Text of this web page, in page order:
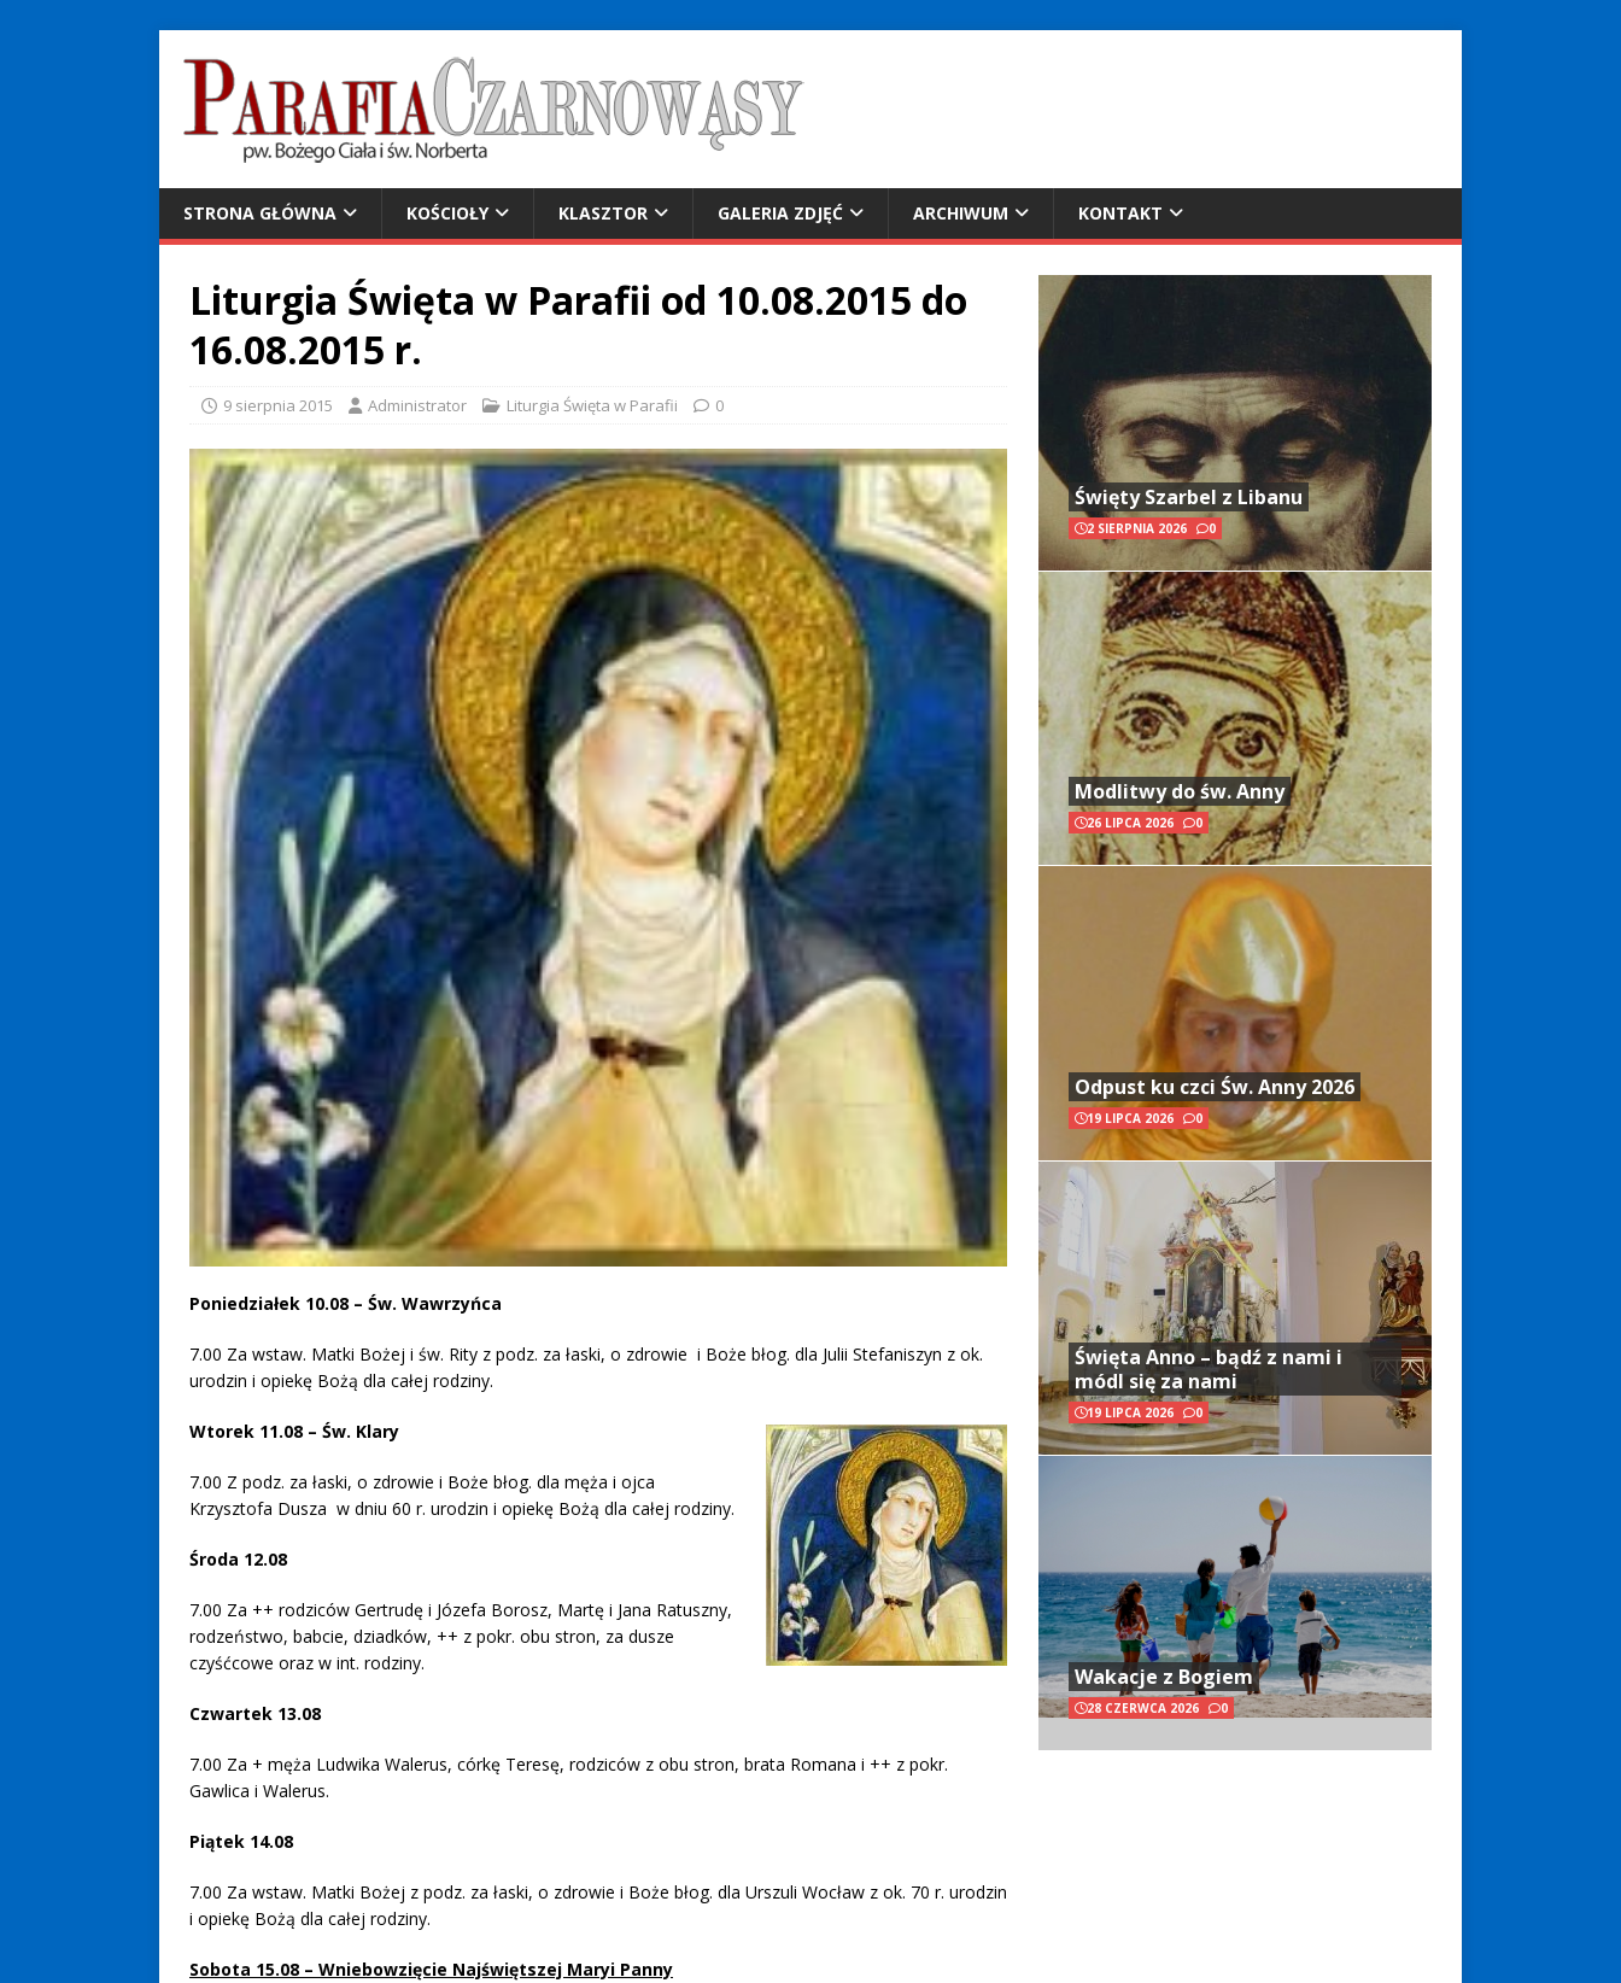
STRONA GŁÓWNA KOŚCIOŁY KLASZTOR GALERIA ZDJĘĆ ARCHIWUM KONTAKT
Liturgia Święta w Parafii od 10.08.2015 do
16.08.2015 r.
9 sierpnia 2015 Administrator Liturgia Święta w Parafii 0
Poniedziałek 10.08 – Św. Wawrzyńca
7.00 Za wstaw. Matki Bożej i św. Rity z podz. za łaski, o zdrowie i Boże błog. dla Julii Stefaniszyn z ok.
urodzin i opiekę Bożą dla całej rodziny.
Wtorek 11.08 – Św. Klary
7.00 Z podz. za łaski, o zdrowie i Boże błog. dla męża i ojca
Krzysztofa Dusza w dniu 60 r. urodzin i opiekę Bożą dla całej rodziny.
Środa 12.08
7.00 Za ++ rodziców Gertrudę i Józefa Borosz, Martę i Jana Ratuszny,
rodzeństwo, babcie, dziadków, ++ z pokr. obu stron, za dusze
czyśćcowe oraz w int. rodziny.
Czwartek 13.08
7.00 Za + męża Ludwika Walerus, córkę Teresę, rodziców z obu stron, brata Romana i ++ z pokr.
Gawlica i Walerus.
Piątek 14.08
7.00 Za wstaw. Matki Bożej z podz. za łaski, o zdrowie i Boże błog. dla Urszuli Wocław z ok. 70 r. urodzin
i opiekę Bożą dla całej rodziny.
Sobota 15.08 – Wniebowzięcie Najświętszej Maryi Panny
Święty Szarbel z Libanu
2 SIERPNIA 2026 0
Modlitwy do św. Anny
26 LIPCA 2026 0
Odpust ku czci Św. Anny 2026
19 LIPCA 2026 0
Święta Anno – bądź z nami i
módl się za nami
19 LIPCA 2026 0
Wakacje z Bogiem
28 CZERWCA 2026 0